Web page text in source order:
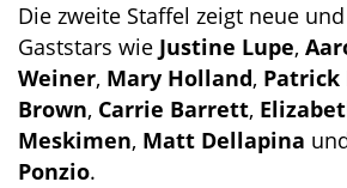
Die zweite Staffel zeigt neue
Gaststars wie Justine Lupe,
Weiner, Mary Holland, Patrick
Brown, Carrie Barrett,
Meskimen, Matt Dellapina
Ponzio.